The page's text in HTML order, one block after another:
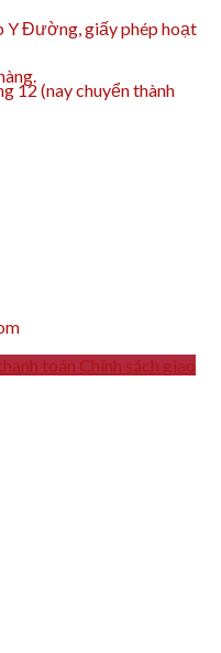
Y Đường, giấy phép hoạt
12 (nay chuyển thành
toán Chính sách giao